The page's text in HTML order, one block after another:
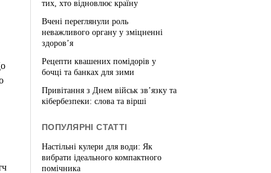
тих, хто відновлює країну
Вчені переглянули роль
неважливого органу у зміцненні
здоров’я
Рецепти квашених помідорів у
бочці та банках для зими
Привітання з Днем військ зв’язку та
кібербезпеки: слова та вірші
ПОПУЛЯРНІ СТАТТІ
Настільні кулери для води: Як
вибрати ідеального компактного
помічника